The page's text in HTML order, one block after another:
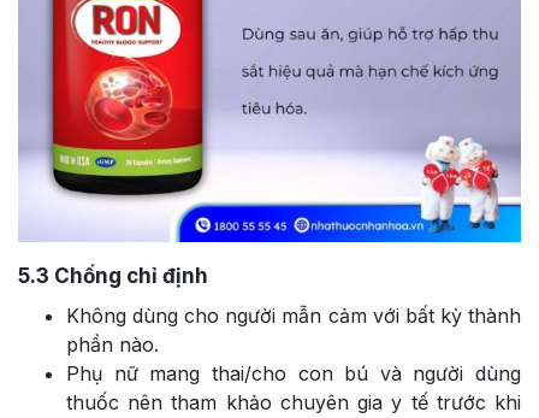
5.3 Chống chỉ định
Không dùng cho người mẫn cảm với bất kỳ thành
phần nào.
Phụ nữ mang thai/cho con bú và người dùng
thuốc nên tham khảo chuyên gia y tế trước khi